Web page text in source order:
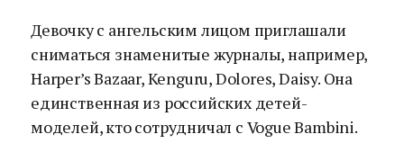
Девочку с ангельским лицом приглашали
сниматься знаменитые журналы, например,
Harper’s Bazaar, Kenguru, Dolores, Daisy. Она
единственная из российских детей-
моделей, кто сотрудничал с Vogue Bambini.